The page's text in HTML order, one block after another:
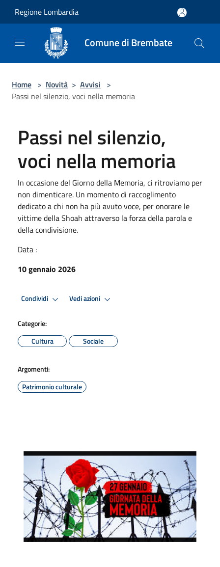
Regione Lombardia
Comune di Brembate
Home > Novità > Avvisi >
Passi nel silenzio, voci nella memoria
Passi nel silenzio,
voci nella memoria
In occasione del Giorno della Memoria, ci ritroviamo per
non dimenticare. Un momento di raccoglimento
dedicato a chi non ha più avuto voce, per onorare le
vittime della Shoah attraverso la forza della parola e
della condivisione.
Data :
10 gennaio 2026
Condividi Vedi azioni
Categorie:
Cultura
Sociale
Argomenti:
Patrimonio culturale